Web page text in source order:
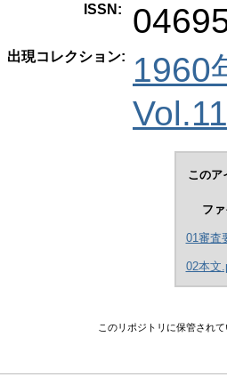
ISSN:
出現コレクション:
1960
このア
フ
01審査
02本文
このリポジトリに保管され